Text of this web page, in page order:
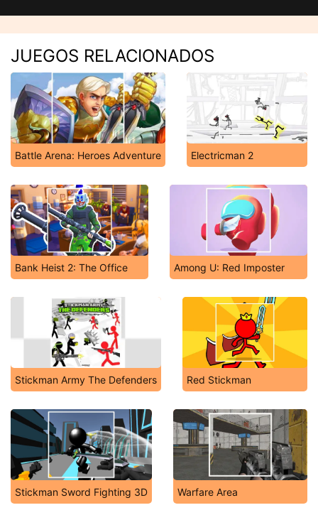
JUEGOS RELACIONADOS
Battle Arena: Heroes Adventure Electricman 2
Bank Heist 2: The Office Among U: Red Imposter
Stickman Army The Defenders Red Stickman
Stickman Sword Fighting 3D Warfare Area